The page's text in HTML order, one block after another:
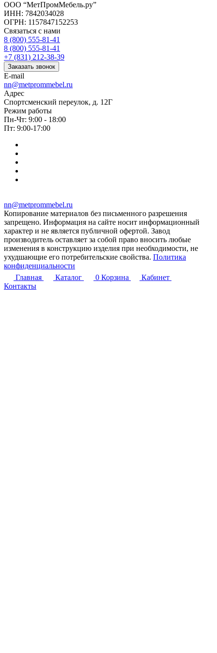
ООО “МетПромМебель.ру”
ИНН: 7842034028
ОГРН: 1157847152253
Связаться с нами
8 (800) 555-81-41
8 (800) 555-81-41
+7 (831) 212-38-39
Заказать звонок
E-mail
nn@metprommebel.ru
Адрес
Спортсменский переулок, д. 12Г
Режим работы
Пн-Чт: 9:00 - 18:00
Пт: 9:00-17:00
nn@metprommebel.ru
Копирование материалов без письменного разрешения
запрещено. Информация на сайте носит информационный
характер и не является публичной офертой. Завод
производитель оставляет за собой право вносить любые
изменения в конструкцию изделия при необходимости, не
ухудшающие его потребительские свойства. Политика
конфиденциальности
Главная
Каталог 0 Корзина
Кабинет
Контакты